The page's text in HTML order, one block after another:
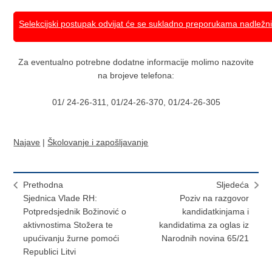
Selekcijski postupak odvijat će se sukladno preporukama
Za eventualno potrebne dodatne informacije molimo nazovite
na brojeve telefona:
01/ 24-26-311, 01/24-26-370, 01/24-26-305
Najave | Školovanje i zapošljavanje
Prethodna
Sjednica Vlade RH:
Potpredsjednik Božinović o
aktivnostima Stožera te
upućivanju žurne pomoći
Republici Litvi
Sljedeća
Poziv na razgovor
kandidatkinjama i
kandidatima za oglas iz
Narodnih novina 65/21